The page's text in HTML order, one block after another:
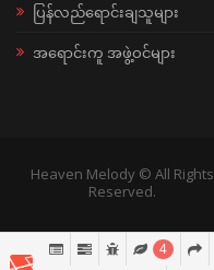
ပြန်လည်ရောင်းချသူများ
အရောင်းကူ အဖွဲ့ဝင်များ
Heaven Melody © All Rights
Reserved.
4